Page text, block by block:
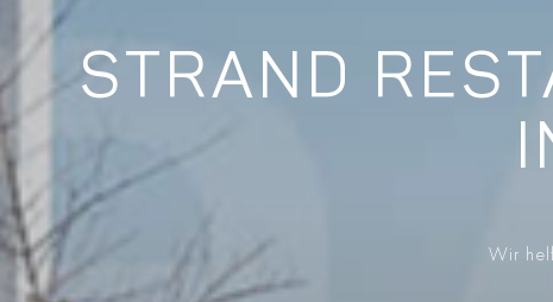
STRAND
Wir